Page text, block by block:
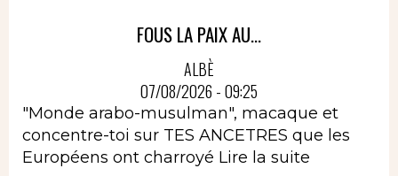
FOUS LA PAIX AU...
ALBÈ
07/08/2026 - 09:25
"Monde arabo-musulman", macaque et
concentre-toi sur TES ANCETRES que les
Européens ont charroyé Lire la suite